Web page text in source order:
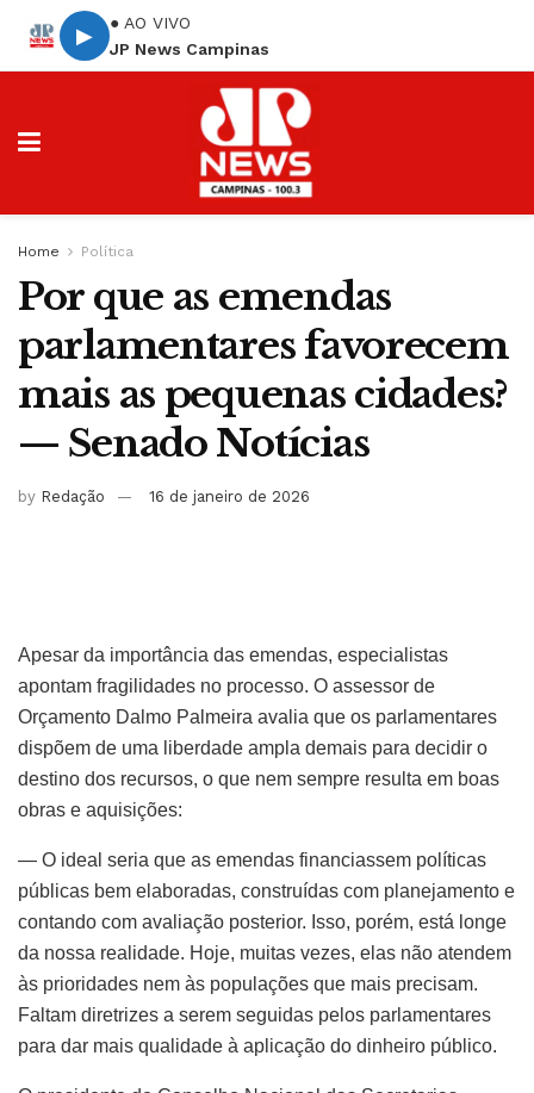
▶
● AO VIVO
JP News Campinas
Home Política
Por que as emendas
parlamentares favorecem
mais as pequenas cidades?
— Senado Notícias
by Redação 16 de janeiro de 2026
Apesar da importância das emendas, especialistas
apontam fragilidades no processo. O assessor de
Orçamento Dalmo Palmeira avalia que os parlamentares
dispõem de uma liberdade ampla demais para decidir o
destino dos recursos, o que nem sempre resulta em boas
obras e aquisições:
— O ideal seria que as emendas financiassem políticas
públicas bem elaboradas, construídas com planejamento e
contando com avaliação posterior. Isso, porém, está longe
da nossa realidade. Hoje, muitas vezes, elas não atendem
às prioridades nem às populações que mais precisam.
Faltam diretrizes a serem seguidas pelos parlamentares
para dar mais qualidade à aplicação do dinheiro público.